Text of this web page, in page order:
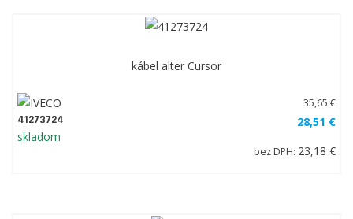
kábel alter Cursor
41273724
skladom
35,65 €
28,51 €
bez DPH: 23,18 €